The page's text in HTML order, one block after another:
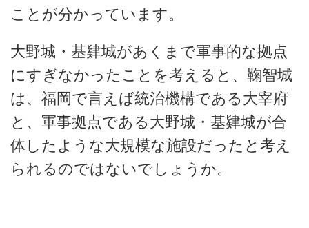
ことが分かっています。
大野城・基肄城があくまで軍事的な拠点
にすぎなかったことを考えると、鞠智城
は、福岡で言えば統治機構である大宰府
と、軍事拠点である大野城・基肄城が合
体したような大規模な施設だったと考え
られるのではないでしょうか。